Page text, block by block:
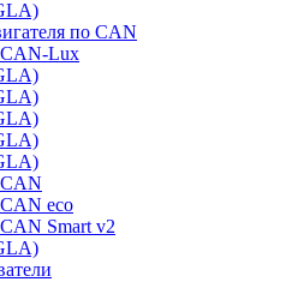
по CAN
CAN-Lux
eco
Smart v2